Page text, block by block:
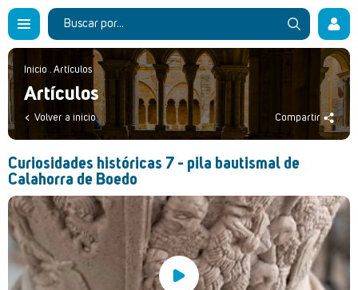
Inicio . Artículos
Artículos
Volver a inicio Compartir
Curiosidades históricas 7 - pila bautismal de
Calahorra de Boedo